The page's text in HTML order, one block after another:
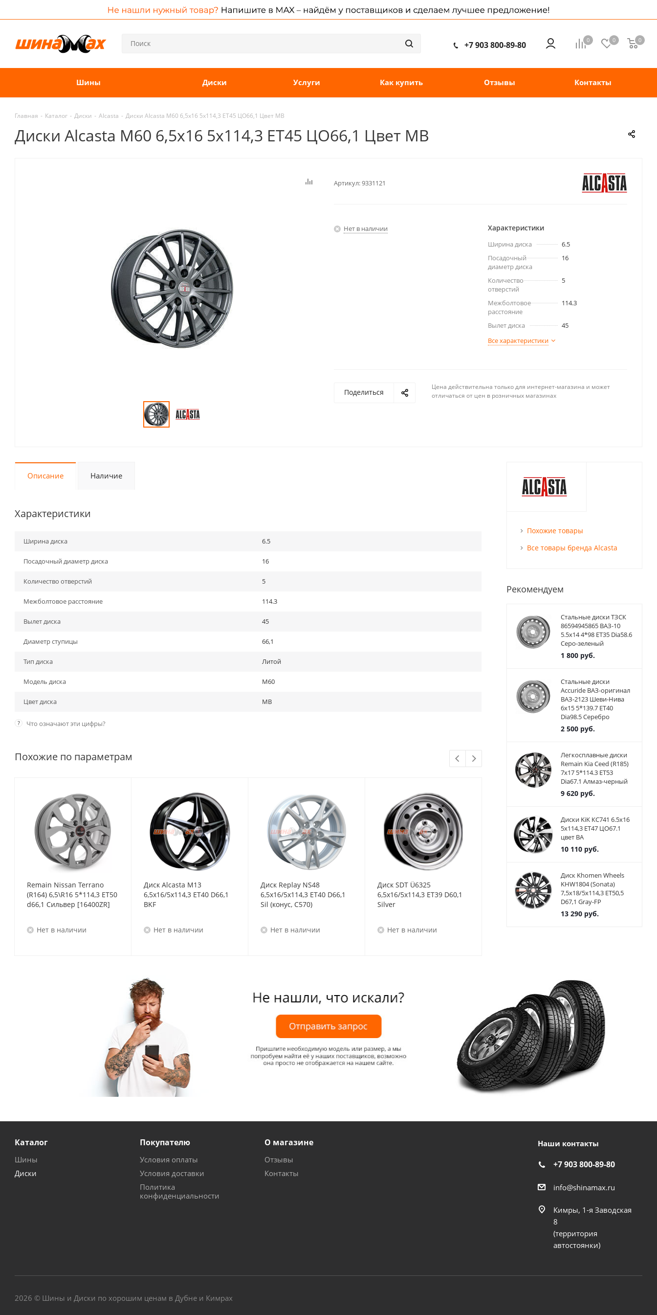
0 0 0
+7 903 800-89-80
Шины Диски Услуги Как купить Отзывы Контакты
Главная - Каталог - Диски - Alcasta - Диски Alcasta M60 6,5x16 5x114,3 ET45 ЦО66,1 Цвет MB
Диски Alcasta M60 6,5x16 5x114,3 ET45 ЦО66,1 Цвет MB
Артикул:9331121
Нет в наличии Характеристики
Ширина диска
6.5
Посадочный
диаметр диска
16
Количество
отверстий
5
Межболтовое
расстояние
114.3
Вылет диска
45
Все характеристики
Поделиться
Цена действительна только для интернет-магазина и может
отличаться от цен в розничных магазинах
Описание Наличие
Характеристики
Ширина диска 6.5
Посадочный диаметр диска 16
Количество отверстий 5
Межболтовое расстояние 114.3
Вылет диска 45
Диаметр ступицы 66,1
Тип диска Литой
Модель диска M60
Цвет диска MB
? Что означают эти цифры?
Похожие по параметрам
Remain Nissan Terrano
(R164) 6,5\R16 5*114,3 ET50
d66,1 Сильвер [16400ZR]
Нет в наличии
Диск Alcasta M13
6,5x16/5x114,3 ET40 D66,1
BKF
Нет в наличии
Диск Replay NS48
6,5x16/5x114,3 ET40 D66,1
Sil (конус, C570)
Нет в наличии
Диск SDT Ü6325
6,5x16/5x114,3 ET39 D60,1
Silver
Нет в наличии
Диск литой R16 6.5J
5x114.3/67.1 ET45 NEO 600
S N600-6516-671-5x1143-
Диски
5x114,3
Похожие товары
Все товары бренда Alcasta
Рекомендуем
Стальные диски ТЗСК
86594945865 ВАЗ-10
5.5x14 4*98 ET35 Dia58.6
Серо-зеленый
1 800руб.
Стальные диски
Accuride ВАЗ-оригинал
ВАЗ-2123 Шеви-Нива
6x15 5*139.7 ET40
Dia98.5 Серебро
2 500руб.
Легкосплавные диски
Remain Kia Ceed (R185)
7x17 5*114.3 ET53
Dia67.1 Алмаз-черный
9 620руб.
Диски KiK КС741 6.5x16
5x114,3 ET47 ЦО67.1
цвет BA
10 110руб.
Диск Khomen Wheels
KHW1804 (Sonata)
7,5x18/5x114,3 ET50,5
D67,1 Gray-FP
13 290руб.
Каталог
Шины
Диски
Покупателю
Условия оплаты
Условия доставки
Политика
конфиденциальности
О магазине
Отзывы
Контакты
Наши контакты
+7 903 800-89-80
info@shinamax.ru
Кимры, 1-я Заводская
8
(территория
автостоянки)
2026 © Шины и Диски по хорошим ценам в Дубне и Кимрах